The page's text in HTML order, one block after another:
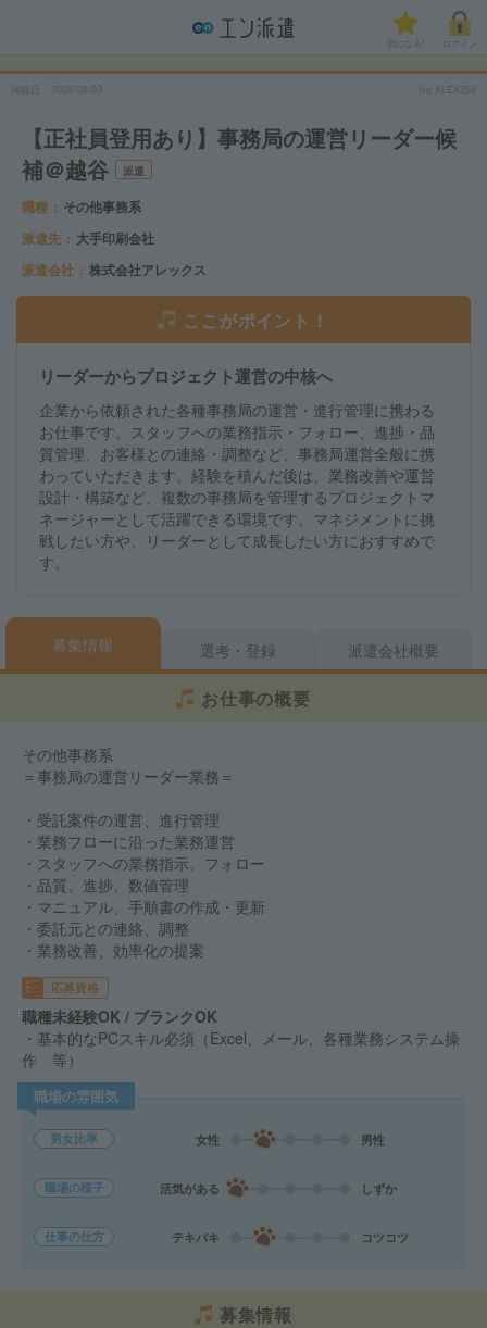
気になる!
No.ALEX258
【正社員登用あり】事務局の運営リーダー候
補＠越谷
派遣
職種
その他事務系
派遣先
大手印刷会社
派遣会社
株式会社アレックス
ここがポイント！
リーダーからプロジェクト運営の中核へ
企業から依頼された各種事務局の運営・進行管理に携わる
お仕事です。スタッフへの業務指示・フォロー、進捗・品
質管理、お客様との連絡・調整など、事務局運営全般に携
わっていただきます。経験を積んだ後は、業務改善や運営
設計・構築など、複数の事務局を管理するプロジェクトマ
ネージャーとして活躍できる環境です。マネジメントに挑
戦したい方や、リーダーとして成長したい方におすすめで
す。
募集情報 選考・登録 派遣会社概要
お仕事の概要
その他事務系
＝事務局の運営リーダー業務＝
・受託案件の運営、進行管理
・業務フローに沿った業務運営
・スタッフへの業務指示、フォロー
・品質、進捗、数値管理
・マニュアル、手順書の作成・更新
・委託元との連絡、調整
・業務改善、効率化の提案
応募資格
職種未経験OK / ブランクOK
・基本的なPCスキル必須（Excel、メール、各種業務システム操
作 等）
職場の雰囲気
男女比率 女性 男性
職場の様子 活気がある しずか
仕事の仕方 テキパキ コツコツ
募集情報